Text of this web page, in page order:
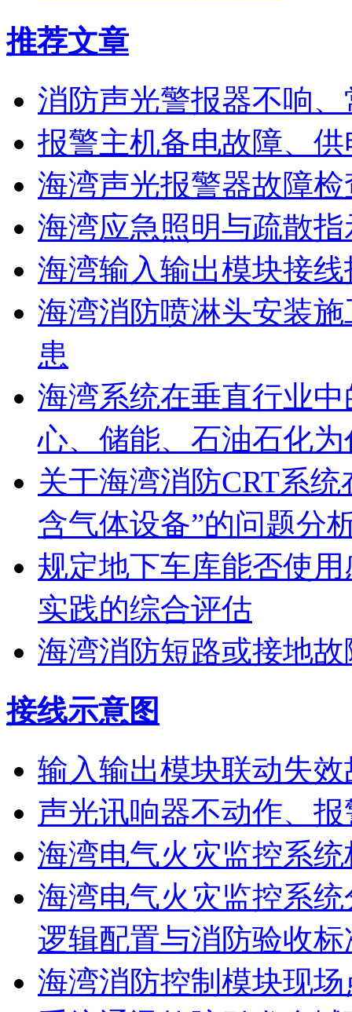
推荐文章
消防声光警报器不响
报警主机备电故障、
海湾声光报警器故障
海湾应急照明与疏散
海湾输入输出模块接
海湾消防喷淋头安装
患
海湾系统在垂直行业
心、储能、石油石化
关于海湾消防CRT系
含气体设备”的问题分
规定地下车库能否使
实践的综合评估
海湾消防短路或接地
接线示意图
输入输出模块联动失效
声光讯响器不动作、
海湾电气火灾监控系
海湾电气火灾监控系
逻辑配置与消防验收标
海湾消防控制模块现